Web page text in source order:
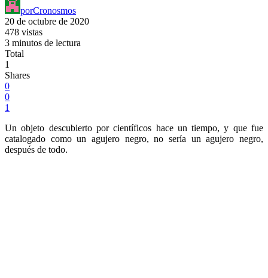
porCronosmos
20 de octubre de 2020
478 vistas
3 minutos de lectura
Total
1
Shares
0
0
1
Un objeto descubierto por científicos hace un tiempo, y que fue
catalogado como un agujero negro, no sería un agujero negro,
después de todo.